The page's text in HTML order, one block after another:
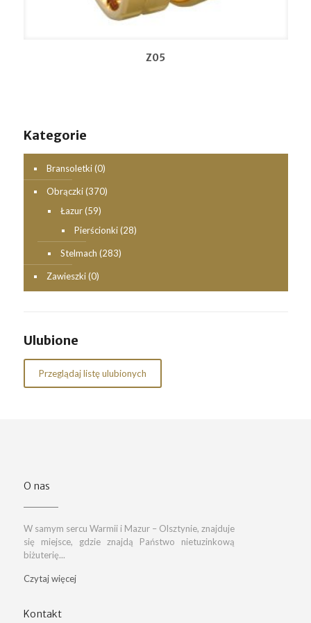
Z05
Kategorie
Bransoletki (0)
Obrączki (370)
Łazur (59)
Pierścionki (28)
Stelmach (283)
Zawieszki (0)
Ulubione
Przeglądaj listę ulubionych
O nas
W samym sercu Warmii i Mazur – Olsztynie, znajduje
się miejsce, gdzie znajdą Państwo nietuzinkową
biżuterię...
Czytaj więcej
Kontakt